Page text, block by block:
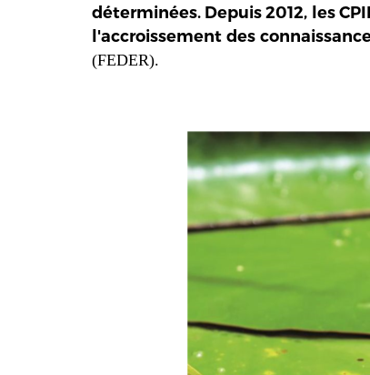
déterminées. Depuis 2012, les
l'accroissement des
(FEDER).